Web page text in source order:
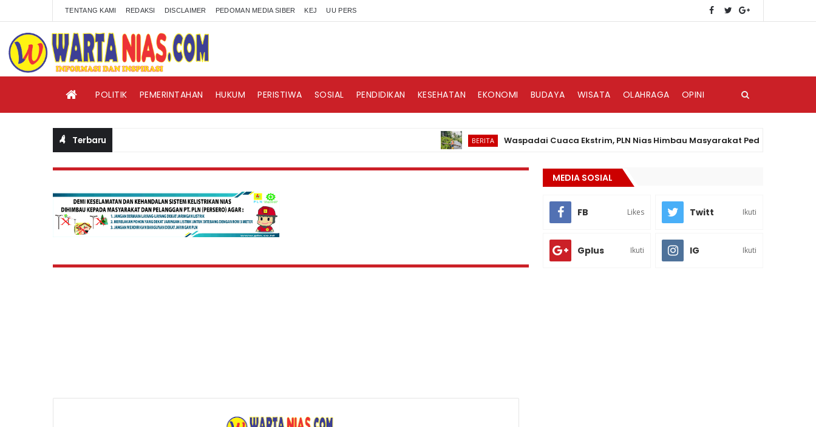
TENTANG KAMI REDAKSI DISCLAIMER PEDOMAN MEDIA SIBER KEJ UU PERS
POLITIK PEMERINTAHAN HUKUM PERISTIWA SOSIAL PENDIDIKAN KESEHATAN EKONOMI BUDAYA WISATA OLAHRAGA OPINI
Terbaru BERITA Waspadai Cuaca Ekstrim, PLN Nias Himbau Masyarakat Peduli Keselamatan
MEDIA SOSIAL
FB Likes Twitt Ikuti
Gplus Ikuti IG Ikuti